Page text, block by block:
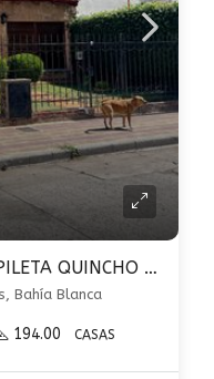
IMPORTANTE CASA 3D 3B PILETA QUINCHO Y PATIO U$S 130000 EN VILLA ROSAS
Bahía Blanca
194.00 CASAS